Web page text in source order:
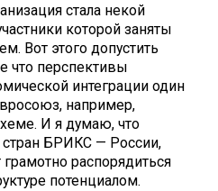
стала некой
которой заняты
Вот этого допустить
что перспективы
интеграции один
например,
И я думаю, что
БРИКС — России,
распорядиться
потенциалом.